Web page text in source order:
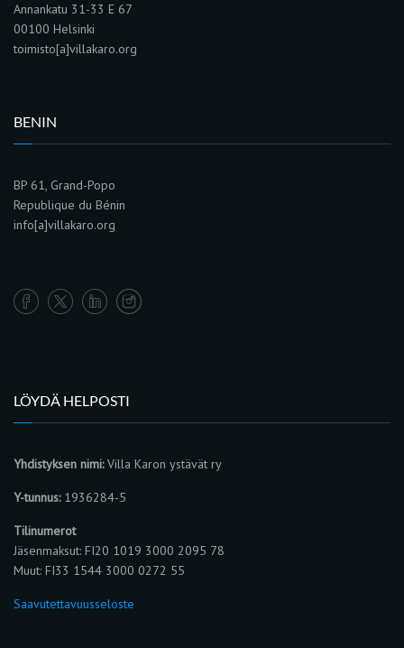
Annankatu 31-33 E 67
00100 Helsinki
toimisto[a]villakaro.org
BENIN
BP 61, Grand-Popo
Republique du Bénin
info[a]villakaro.org
LÖYDÄ HELPOSTI
Yhdistyksen nimi:Villa Karon ystävät ry
Y-tunnus:1936284-5
Tilinumerot
Jäsenmaksut: FI20 1019 3000 2095 78
Muut: FI33 1544 3000 0272 55
Saavutettavuusseloste